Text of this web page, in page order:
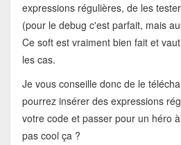
expressions régulières, de les
(pour le debug c'est parfait, mais
Ce soft est vraiment bien fait et
les cas.
Je vous conseille donc de le
pourrez insérer des expressions
votre code et passer pour un héro
pas cool ça ?